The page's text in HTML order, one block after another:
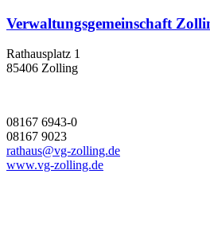
Verwaltungsgemeinschaft
Rathausplatz 1
85406 Zolling
08167 6943-0
08167 9023
rathaus@vg-zolling.de
www.vg-zolling.de